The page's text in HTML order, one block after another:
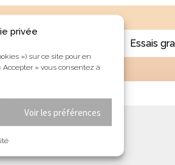
privée
») sur ce site pour en
Accepter » vous consentez à
Voir les préférences
Essais